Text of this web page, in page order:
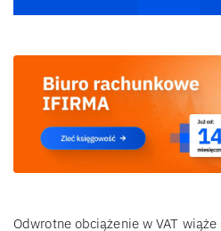
Odwrotne obciążenie w VAT